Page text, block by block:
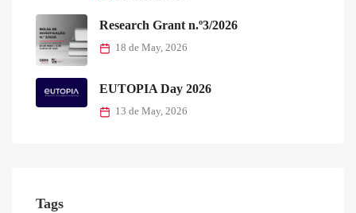
Research Grant n.º3/2026
18 de May, 2026
EUTOPIA Day 2026
13 de May, 2026
Tags